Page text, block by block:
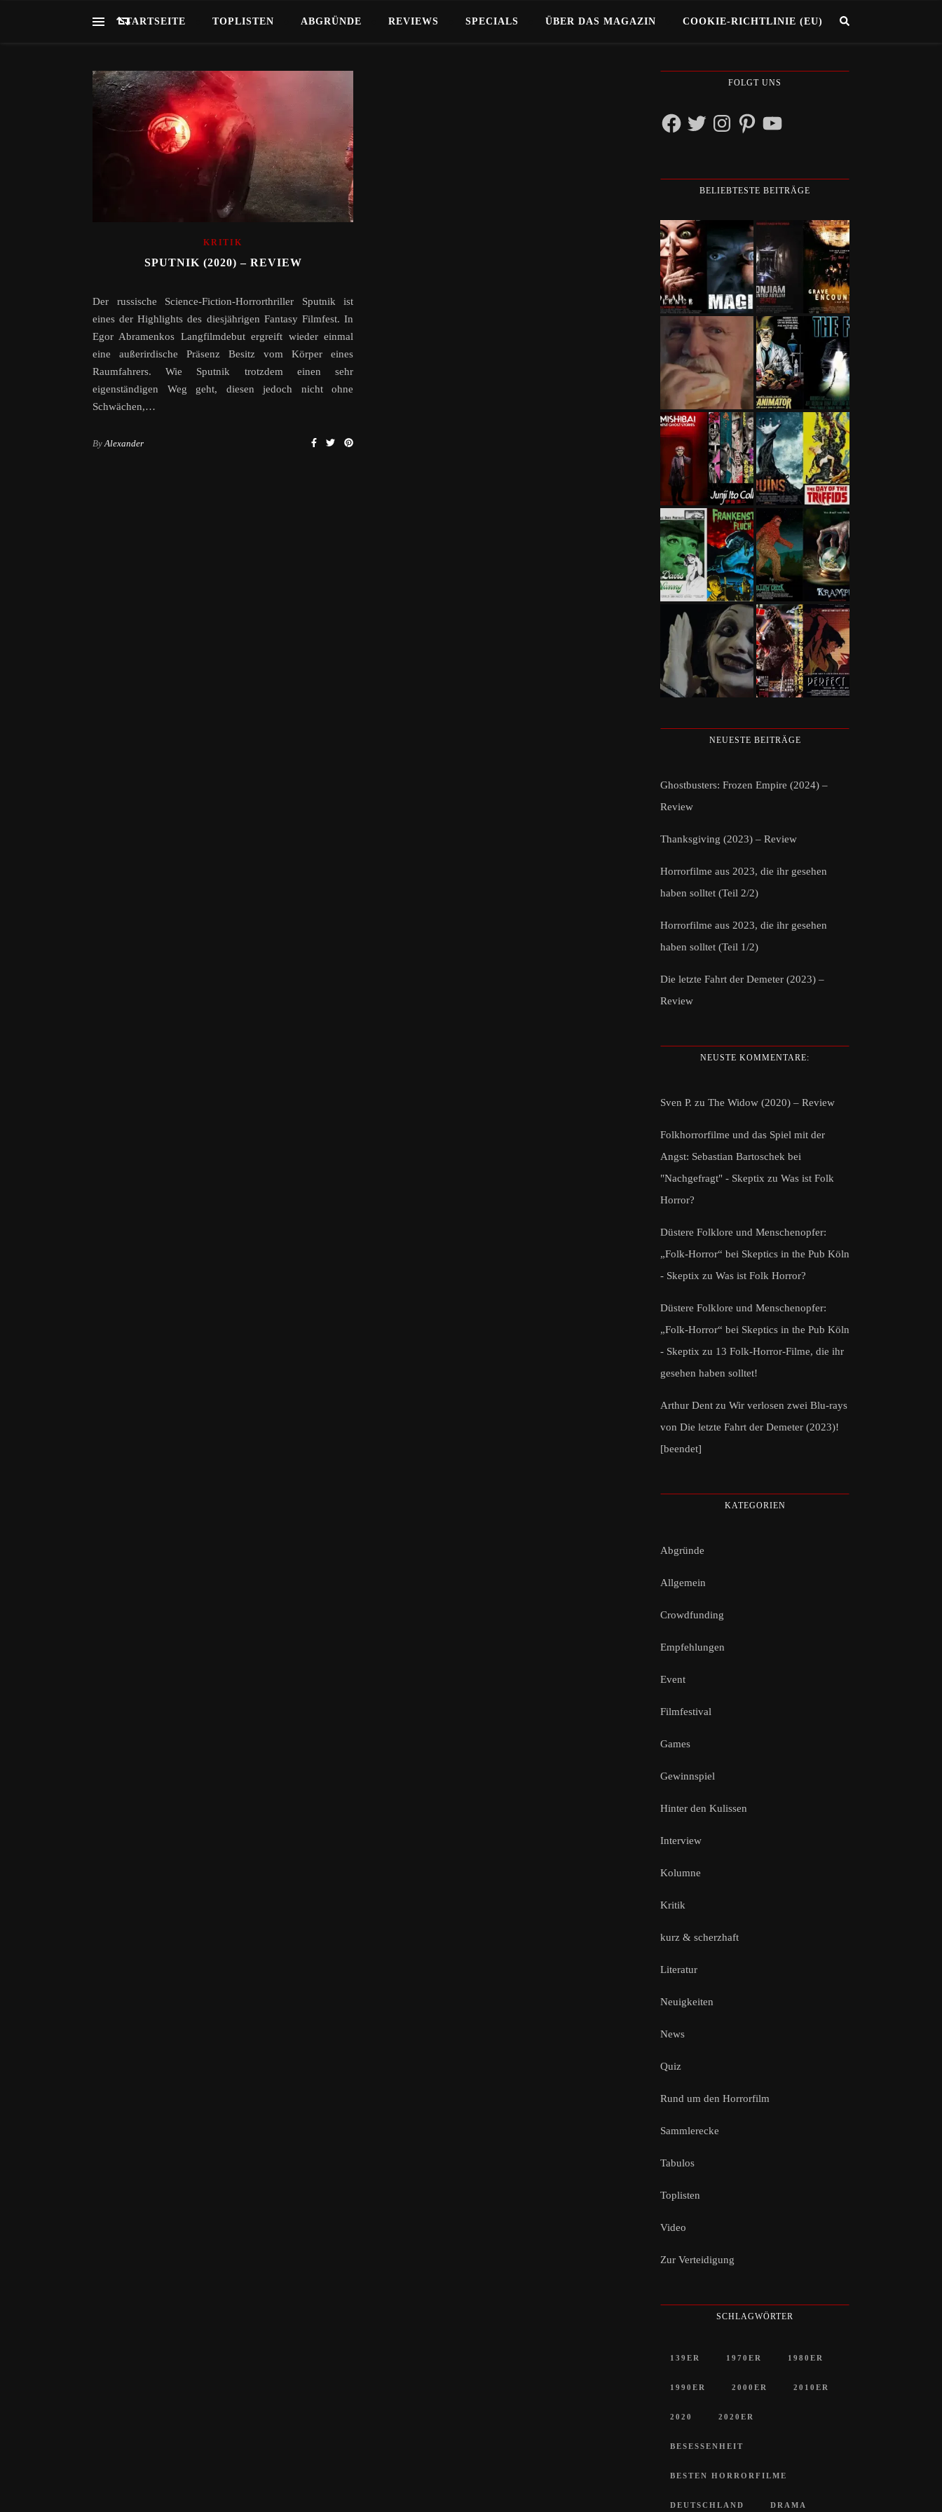
STARTSEITE TOPLISTEN ABGRÜNDE REVIEWS SPECIALS ÜBER DAS MAGAZIN COOKIE-RICHTLINIE (EU)
KRITIK
SPUTNIK (2020) – REVIEW
Der russische Science-Fiction-Horrorthriller Sputnik ist
eines der Highlights des diesjährigen Fantasy Filmfest. In
Egor Abramenkos Langfilmdebut ergreift wieder einmal
eine außerirdische Präsenz Besitz vom Körper eines
Raumfahrers. Wie Sputnik trotzdem einen sehr
eigenständigen Weg geht, diesen jedoch nicht ohne
Schwächen,…
By Alexander
FOLGT UNS
FacebookTwitterInstagramPinterestYouTube
BELIEBTESTE BEITRÄGE
NEUESTE BEITRÄGE
Ghostbusters: Frozen Empire (2024) –
Review
Thanksgiving (2023) – Review
Horrorfilme aus 2023, die ihr gesehen
haben solltet (Teil 2/2)
Horrorfilme aus 2023, die ihr gesehen
haben solltet (Teil 1/2)
Die letzte Fahrt der Demeter (2023) –
Review
NEUSTE KOMMENTARE:
Sven P. zu The Widow (2020) – Review
Folkhorrorfilme und das Spiel mit der
Angst: Sebastian Bartoschek bei
"Nachgefragt" - Skeptix zu Was ist Folk
Horror?
Düstere Folklore und Menschenopfer:
„Folk-Horror“ bei Skeptics in the Pub Köln
- Skeptix zu Was ist Folk Horror?
Düstere Folklore und Menschenopfer:
„Folk-Horror“ bei Skeptics in the Pub Köln
- Skeptix zu 13 Folk-Horror-Filme, die ihr
gesehen haben solltet!
Arthur Dent zu Wir verlosen zwei Blu-rays
von Die letzte Fahrt der Demeter (2023)!
[beendet]
KATEGORIEN
Abgründe
Allgemein
Crowdfunding
Empfehlungen
Event
Filmfestival
Games
Gewinnspiel
Hinter den Kulissen
Interview
Kolumne
Kritik
kurz & scherzhaft
Literatur
Neuigkeiten
News
Quiz
Rund um den Horrorfilm
Sammlerecke
Tabulos
Toplisten
Video
Zur Verteidigung
SCHLAGWÖRTER
139ER 1970ER 1980ER
1990ER 2000ER 2010ER
2020 2020ER
BESESSENHEIT
BESTEN HORRORFILME
DEUTSCHLAND DRAMA